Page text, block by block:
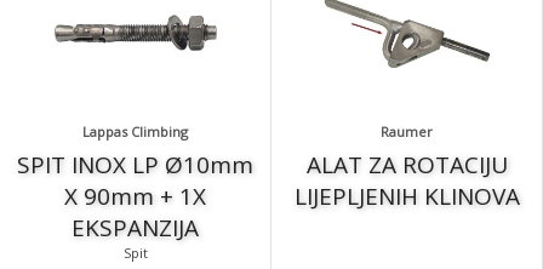
Lappas Climbing
SPIT INOX LP Ø10mm
X 90mm + 1X
EKSPANZIJA
Spit
Raumer
ALAT ZA ROTACIJU
LIJEPLJENIH KLINOVA